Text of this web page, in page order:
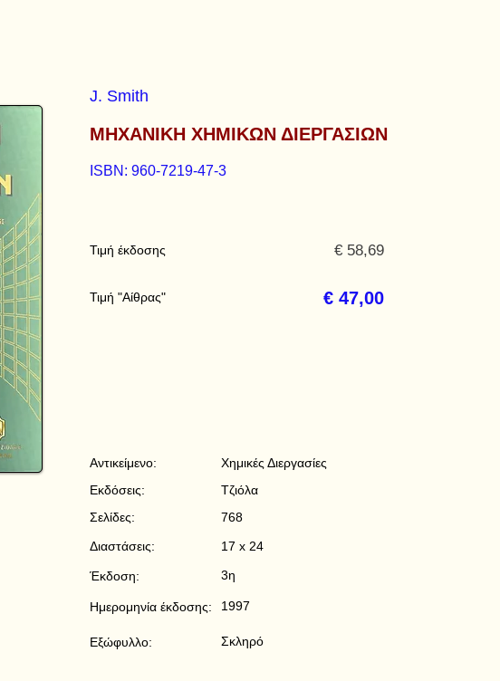
J. Smith
ΜΗΧΑΝΙΚΗ ΧΗΜΙΚΩΝ ΔΙΕΡΓΑΣΙΩΝ
ISBN: 960-7219-47-3
Τιμή έκδοσης € 58,69
€ 47,00
Τιμή "Αίθρας"
Αντικείμενο:
Εκδόσεις:
Σελίδες:
Διαστάσεις:
Έκδοση:
Ημερομηνία έκδοσης:
Εξώφυλλο:
Χημικές Διεργασίες
Τζιόλα
768
17 x 24
3η
1997
Σκληρό